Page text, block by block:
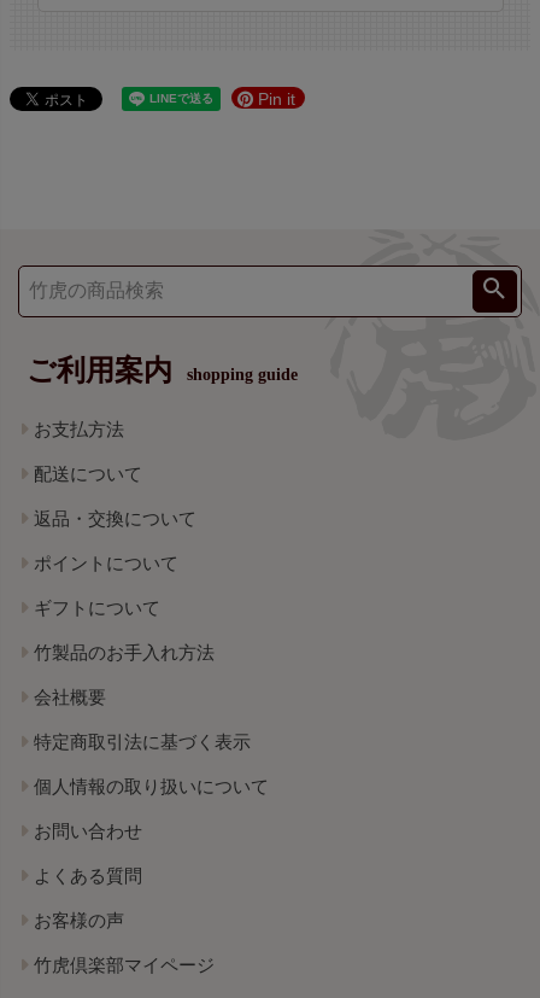
Pin it
ご利用案内 shopping guide
お支払方法
配送について
返品・交換について
ポイントについて
ギフトについて
竹製品のお手入れ方法
会社概要
特定商取引法に基づく表示
個人情報の取り扱いについて
お問い合わせ
よくある質問
お客様の声
竹虎倶楽部マイページ